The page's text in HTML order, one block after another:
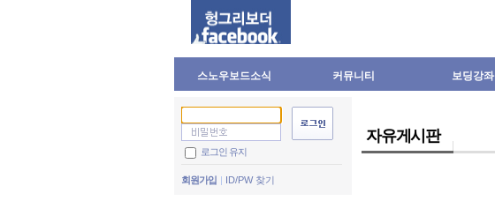
스노우보드소식 커뮤니티 보딩강좌
로그인 유지
회원가입 ID/PW 찾기
자유게시판